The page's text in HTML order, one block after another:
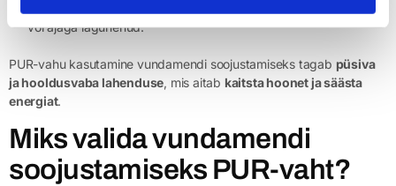
, mille vundamendi soojustus on puudulik
või ajaga lagunenud.
PUR-vahu kasutamine vundamendi soojustamiseks tagab püsiva
ja hooldusvaba lahenduse, mis aitab kaitsta hoonet ja säästa
energiat.
Miks valida vundamendi
soojustamiseks PUR-vaht?